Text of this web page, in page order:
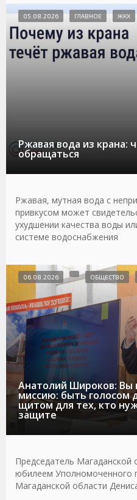
Ржавая вода из крана:
обращаться
05.08.2026 ГЛАВНОЕ ЖКХ
Ржавая, мутная вода с
привкусом может
ухудшении качества воды
системе водоснабжения
Анатолий Широков: Вы
миссию: быть голосом
щитом для тех, кто
защите
06.08.2026 ОБЩЕСТВО
Председатель
юбилеем Уполномоченного
Магаданской области